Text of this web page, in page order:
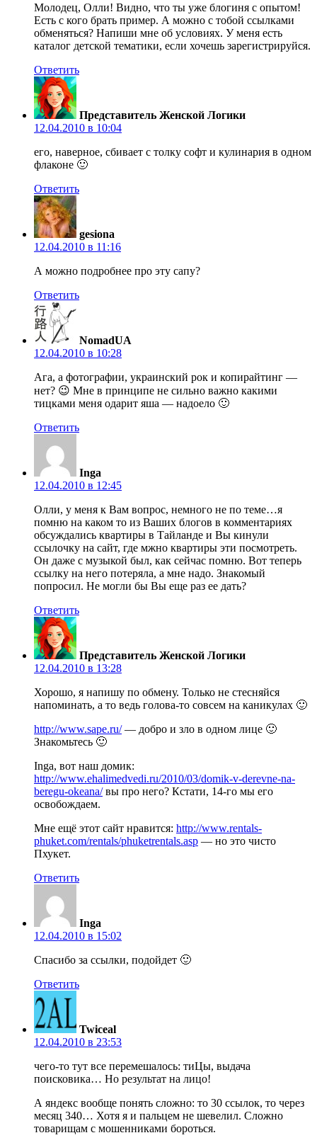
Молодец, Олли! Видно, что ты уже блогиня с опытом!
Есть с кого брать пример. А можно с тобой ссылками
обменяться? Напиши мне об условиях. У меня есть
каталог детской тематики, если хочешь зарегистрируйся.
Ответить
Представитель Женской Логики
12.04.2010 в 10:04
его, наверное, сбивает с толку софт и кулинария в одном
флаконе 🙂
Ответить
gesiona
12.04.2010 в 11:16
А можно подробнее про эту сапу?
Ответить
NomadUA
12.04.2010 в 10:28
Ага, а фотографии, украинский рок и копирайтинг —
нет? 😉 Мне в принципе не сильно важно какими
тицками меня одарит яша — надоело 🙂
Ответить
Inga
12.04.2010 в 12:45
Олли, у меня к Вам вопрос, немного не по теме…я
помню на каком то из Ваших блогов в комментариях
обсуждались квартиры в Тайланде и Вы кинули
ссылочку на сайт, где мжно квартиры эти посмотреть.
Он даже с музыкой был, как сейчас помню. Вот теперь
ссылку на него потеряла, а мне надо. Знакомый
попросил. Не могли бы Вы еще раз ее дать?
Ответить
Представитель Женской Логики
12.04.2010 в 13:28
Хорошо, я напишу по обмену. Только не стесняйся
напоминать, а то ведь голова-то совсем на каникулах 🙂
http://www.sape.ru/— добро и зло в одном лице 🙂
Знакомьтесь 🙂
Inga, вот наш домик:
http://www.ehalimedvedi.ru/2010/03/domik-v-derevne-na-
beregu-okeana/вы про него? Кстати, 14-го мы его
освобождаем.
Мне ещё этот сайт нравится: http://www.rentals-
phuket.com/rentals/phuketrentals.asp — но это чисто
Пхукет.
Ответить
Inga
12.04.2010 в 15:02
Спасибо за ссылки, подойдет 🙂
Ответить
Twiceal
12.04.2010 в 23:53
чего-то тут все перемешалось: тиЦы, выдача
поисковика… Но результат на лицо!
А яндекс вообще понять сложно: то 30 ссылок, то через
месяц 340… Хотя я и пальцем не шевелил. Сложно
товарищам с мошенниками бороться.